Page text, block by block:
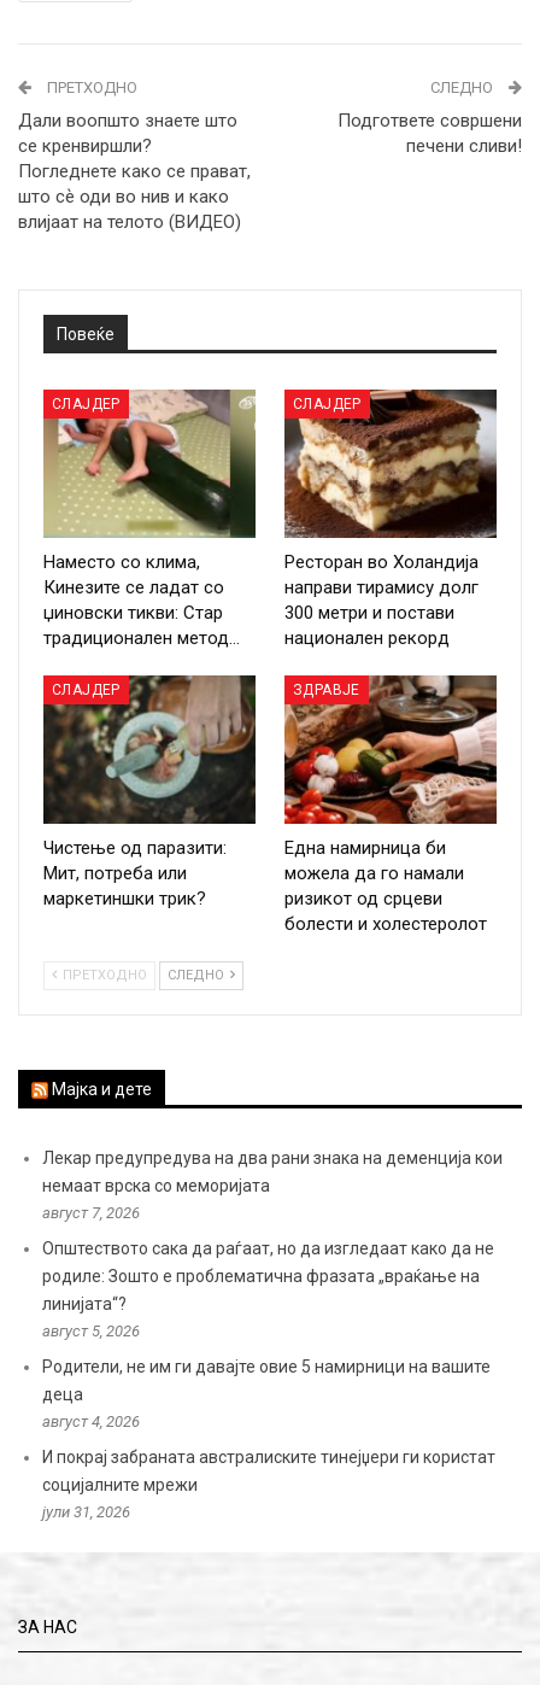
ПРЕТХОДНО
Дали воопшто знаете што
се кренвиршли?
Погледнете како се прават,
што сѐ оди во нив и како
влијаат на телото (ВИДЕО)
СЛЕДНО
Подгответе совршени
печени сливи!
Повеќе
СЛАЈДЕР
Наместо со клима,
Кинезите се ладат со
џиновски тикви: Стар
традиционален метод…
СЛАЈДЕР
Ресторан во Холандија
направи тирамису долг
300 метри и постави
национален рекорд
СЛАЈДЕР
Чистење од паразити:
Мит, потреба или
маркетиншки трик?
ЗДРАВЈЕ
Една намирница би
можела да го намали
ризикот од срцеви
болести и холестеролот
ПРЕТХОДНО СЛЕДНО
Мајка и дете
Лекар предупредува на два рани знака на деменција кои
немаат врска со меморијата
август 7, 2026
Општеството сака да раѓаат, но да изгледаат како да не
родиле: Зошто е проблематична фразата „враќање на
линијата“?
август 5, 2026
Родители, не им ги давајте овие 5 намирници на вашите
деца
август 4, 2026
И покрај забраната австралиските тинејџери ги користат
социјалните мрежи
јули 31, 2026
ЗА НАС